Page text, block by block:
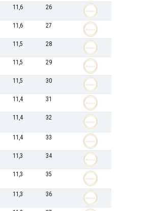
11,6 26
11,6 27
11,5 28
11,5 29
11,5 30
11,4 31
11,4 32
11,4 33
11,3 34
11,3 35
11,3 36